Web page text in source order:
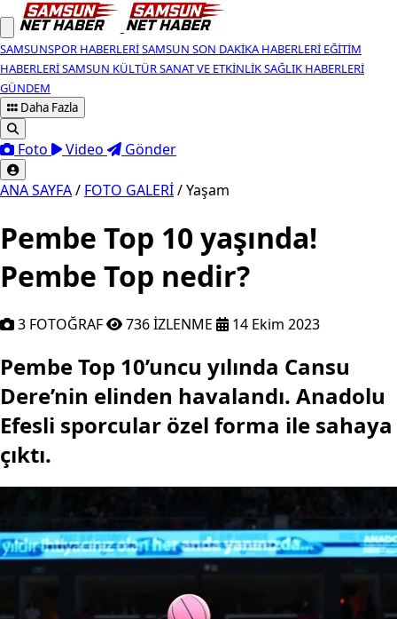
SAMSUNSPOR HABERLERISAMSUN SON DAKIKA HABERLERI EĞITIM
HABERLERISAMSUN KÜLTÜR SANAT VE ETKINLIKSAĞLIK HABERLERI
GÜNDEM
Daha Fazla
Foto Video Gönder
ANA SAYFA/ FOTO GALERİ/Yaşam
Pembe Top 10 yaşında!
Pembe Top nedir?
3 FOTOĞRAF 736 İZLENME 14 Ekim 2023
Pembe Top 10’uncu yılında Cansu
Dere’nin elinden havalandı. Anadolu
Efesli sporcular özel forma ile sahaya
çıktı.